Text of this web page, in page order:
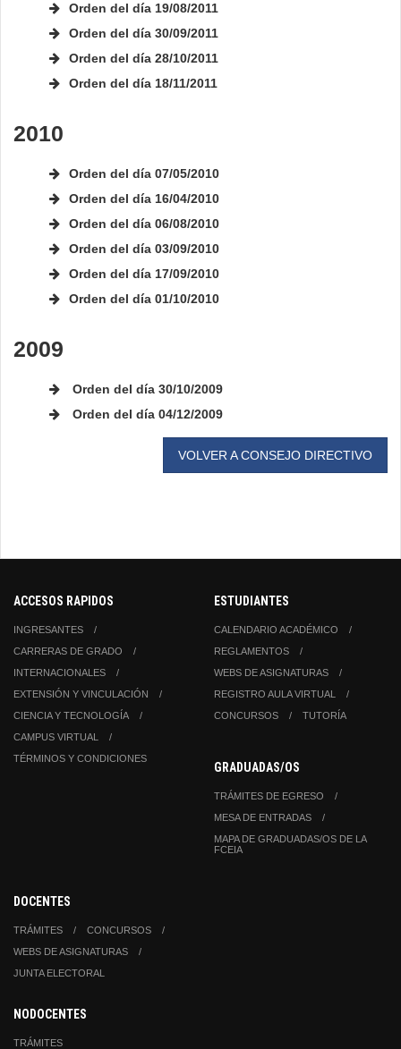
Orden del día 19/08/2011
Orden del día 30/09/2011
Orden del día 28/10/2011
Orden del día 18/11/2011
2010
Orden del día 07/05/2010
Orden del día 16/04/2010
Orden del día 06/08/2010
Orden del día 03/09/2010
Orden del día 17/09/2010
Orden del día 01/10/2010
2009
Orden del día 30/10/2009
Orden del día 04/12/2009
VOLVER A CONSEJO DIRECTIVO
ACCESOS RAPIDOS
INGRESANTES
CARRERAS DE GRADO
INTERNACIONALES
EXTENSIÓN Y VINCULACIÓN
CIENCIA Y TECNOLOGÍA
CAMPUS VIRTUAL
TÉRMINOS Y CONDICIONES
ESTUDIANTES
CALENDARIO ACADÉMICO
REGLAMENTOS
WEBS DE ASIGNATURAS
REGISTRO AULA VIRTUAL
CONCURSOS
TUTORÍA
GRADUADAS/OS
TRÁMITES DE EGRESO
MESA DE ENTRADAS
MAPA DE GRADUADAS/OS DE LA
FCEIA
DOCENTES
TRÁMITES
CONCURSOS
WEBS DE ASIGNATURAS
JUNTA ELECTORAL
NODOCENTES
TRÁMITES